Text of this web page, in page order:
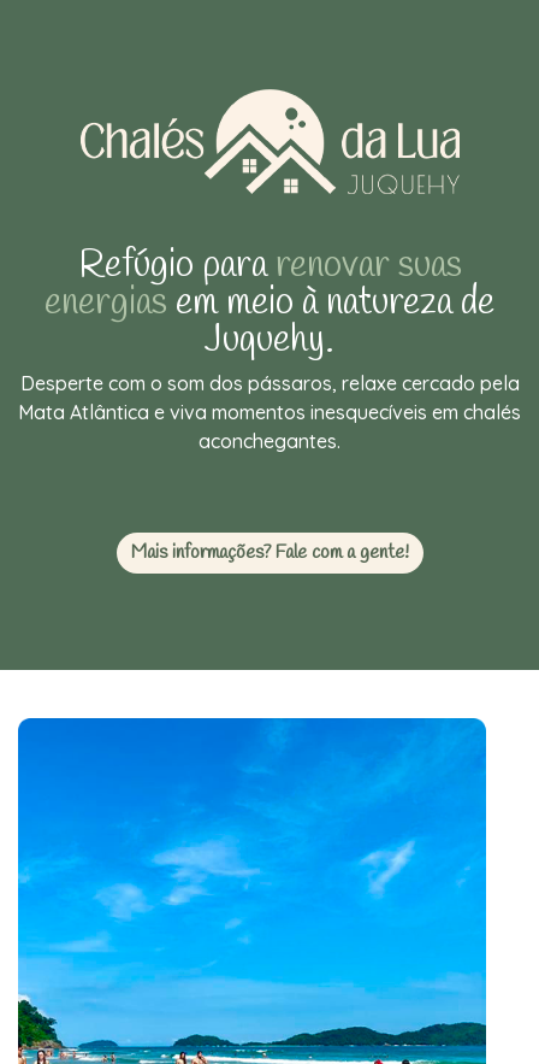
Refúgio pararenovar suas
energias em meio à natureza de
Juquehy.
Desperte com o som dos pássaros, relaxe cercado pela
Mata Atlântica e viva momentos inesquecíveis em chalés
aconchegantes.
Mais informações? Fale com a gente!